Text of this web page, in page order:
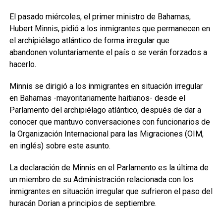
El pasado miércoles, el primer ministro de Bahamas,
Hubert Minnis, pidió a los inmigrantes que permanecen en
el archipiélago atlántico de forma irregular que
abandonen voluntariamente el país o se verán forzados a
hacerlo.
Minnis se dirigió a los inmigrantes en situación irregular
en Bahamas -mayoritariamente haitianos- desde el
Parlamento del archipiélago atlántico, después de dar a
conocer que mantuvo conversaciones con funcionarios de
la Organización Internacional para las Migraciones (OIM,
en inglés) sobre este asunto.
La declaración de Minnis en el Parlamento es la última de
un miembro de su Administración relacionada con los
inmigrantes en situación irregular que sufrieron el paso del
huracán Dorian a principios de septiembre.